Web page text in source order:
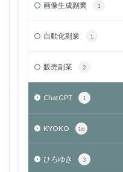
画像生成副業 1
自動化副業 1
販売副業 2
ChatGPT 1
KYOKO 16
ひろゆき 3